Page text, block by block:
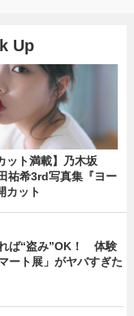
Up
ット満載】乃木坂
祐希3rd写真集『ヨー
カット
ば“盗み”OK！ 体験
ート展」がヤバすぎた